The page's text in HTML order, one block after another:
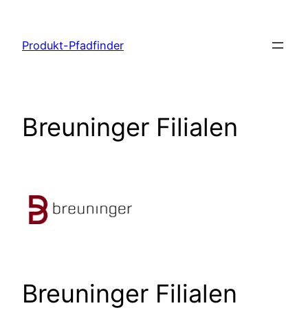
springen
Produkt-Pfadfinder
Breuninger Filialen
Breuninger Filialen